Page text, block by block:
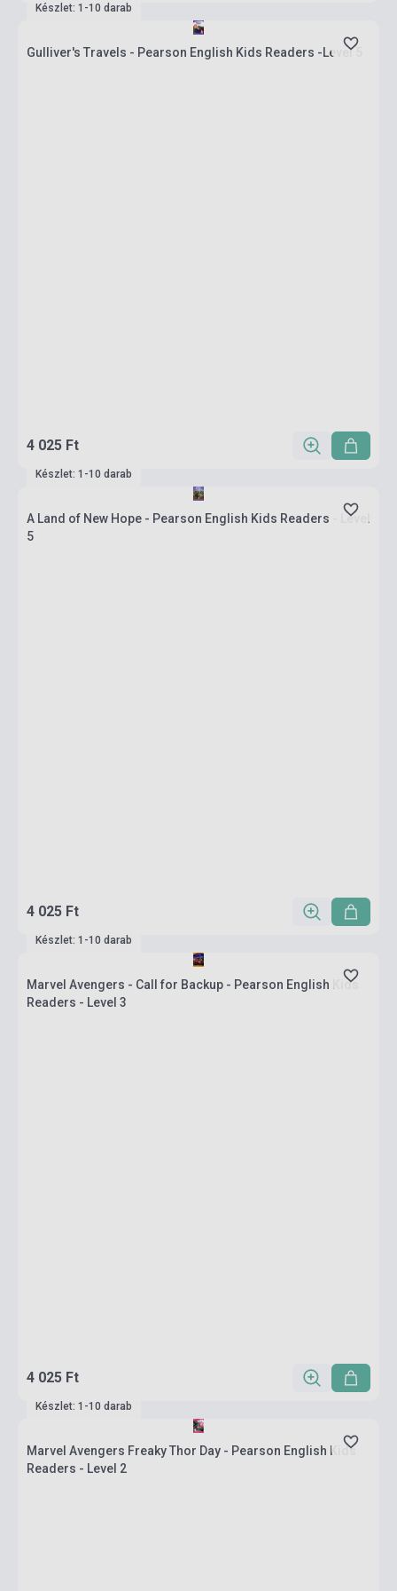
Készlet: 1-10 darab
Gulliver's Travels - Pearson English Kids Readers -Level 5
4 025 Ft
Készlet: 1-10 darab
A Land of New Hope - Pearson English Kids Readers - Level
5
4 025 Ft
Készlet: 1-10 darab
Marvel Avengers - Call for Backup - Pearson English Kids
Readers - Level 3
4 025 Ft
Készlet: 1-10 darab
Marvel Avengers Freaky Thor Day - Pearson English Kids
Readers - Level 2